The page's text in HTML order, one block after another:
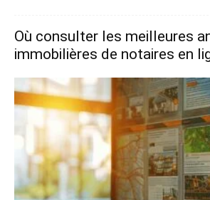
Où consulter les meilleures
immobilières de notaires en